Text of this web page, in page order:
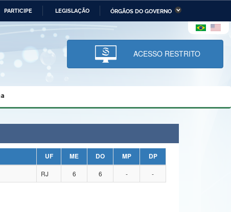
PARTICIPE LEGISLAÇÃO ÓRGÃOS DO GOVERNO
da Economia Ministério da Infraestrutura
Ministério da Ciência,
Tecnologia, Inovações e
Comunicações
Direitos Humanos
ACESSO RESTRITO
UF ME DO MP
DP
RJ 6 6 - -